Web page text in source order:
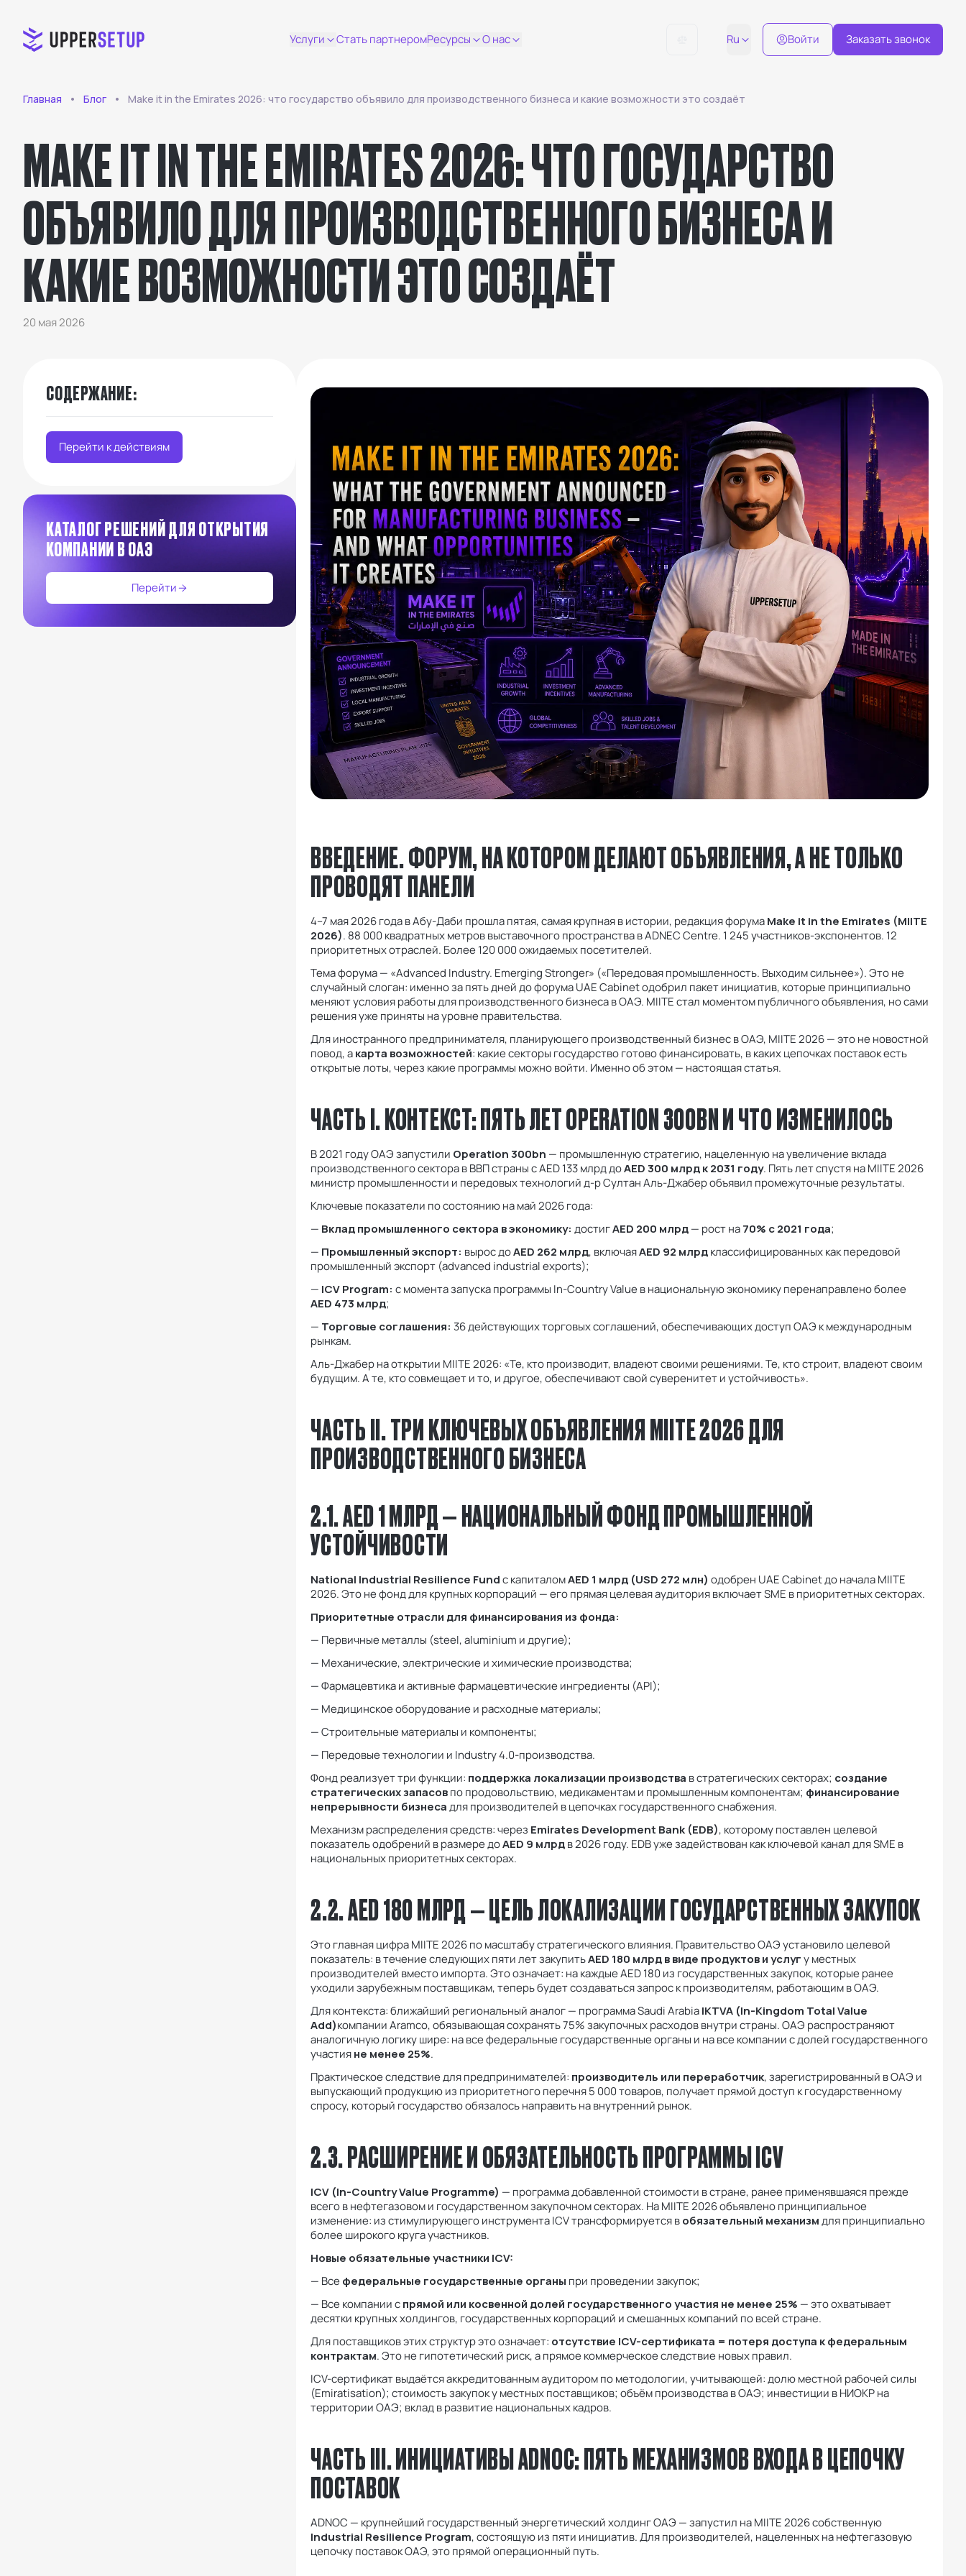
Услуги Стать партнеромРесурсы О нас Ru Войти Заказать звонок
Главная Блог Make it in the Emirates 2026: что государство объявило для производственного бизнеса и какие возможности это создаёт
MAKE IT IN THE EMIRATES 2026: ЧТО ГОСУДАРСТВО
ОБЪЯВИЛО ДЛЯ ПРОИЗВОДСТВЕННОГО БИЗНЕСА И
КАКИЕ ВОЗМОЖНОСТИ ЭТО СОЗДАЁТ
20 мая 2026
СОДЕРЖАНИЕ:
Перейти к действиям
КАТАЛОГ РЕШЕНИЙ ДЛЯ ОТКРЫТИЯ
КОМПАНИИ В ОАЭ
Перейти
ВВЕДЕНИЕ. ФОРУМ, НА КОТОРОМ ДЕЛАЮТ ОБЪЯВЛЕНИЯ, А НЕ ТОЛЬКО
ПРОВОДЯТ ПАНЕЛИ
4–7 мая 2026 года в Абу-Даби прошла пятая, самая крупная в истории, редакция форумаMake it in the Emirates (MIITE
2026). 88 000 квадратных метров выставочного пространства в ADNEC Centre. 1 245 участников-экспонентов. 12
приоритетных отраслей. Более 120 000 ожидаемых посетителей.
Тема форума — «Advanced Industry. Emerging Stronger» («Передовая промышленность. Выходим сильнее»). Это не
случайный слоган: именно за пять дней до форума UAE Cabinet одобрил пакет инициатив, которые принципиально
меняют условия работы для производственного бизнеса в ОАЭ. MIITE стал моментом публичного объявления, но сами
решения уже приняты на уровне правительства.
Для иностранного предпринимателя, планирующего производственный бизнес в ОАЭ, MIITE 2026 — это не новостной
повод, акарта возможностей: какие секторы государство готово финансировать, в каких цепочках поставок есть
открытые лоты, через какие программы можно войти. Именно об этом — настоящая статья.
ЧАСТЬ I. КОНТЕКСТ: ПЯТЬ ЛЕТ OPERATION 300BN И ЧТО ИЗМЕНИЛОСЬ
В 2021 году ОАЭ запустили Operation 300bn — промышленную стратегию, нацеленную на увеличение вклада
производственного сектора в ВВП страны с AED 133 млрд доAED 300 млрд к 2031 году. Пять лет спустя на MIITE 2026
министр промышленности и передовых технологий д-р Султан Аль-Джабер объявил промежуточные результаты.
Ключевые показатели по состоянию на май 2026 года:
— Вклад промышленного сектора в экономику: достигAED 200 млрд— рост на70% с 2021 года;
— Промышленный экспорт: вырос доAED 262 млрд, включаяAED 92 млрдклассифицированных как передовой
промышленный экспорт (advanced industrial exports);
— ICV Program: с момента запуска программы In-Country Value в национальную экономику перенаправлено более
AED 473 млрд;
— Торговые соглашения: 36 действующих торговых соглашений, обеспечивающих доступ ОАЭ к международным
рынкам.
Аль-Джабер на открытии MIITE 2026: «Те, кто производит, владеют своими решениями. Те, кто строит, владеют своим
будущим. А те, кто совмещает и то, и другое, обеспечивают свой суверенитет и устойчивость».
ЧАСТЬ II. ТРИ КЛЮЧЕВЫХ ОБЪЯВЛЕНИЯ MIITE 2026 ДЛЯ
ПРОИЗВОДСТВЕННОГО БИЗНЕСА
2.1. AED 1 МЛРД — НАЦИОНАЛЬНЫЙ ФОНД ПРОМЫШЛЕННОЙ
УСТОЙЧИВОСТИ
National Industrial Resilience Fundс капиталомAED 1 млрд (USD 272 млн) одобрен UAE Cabinet до начала MIITE
2026. Это не фонд для крупных корпораций — его прямая целевая аудитория включает SME в приоритетных секторах.
Приоритетные отрасли для финансирования из фонда:
— Первичные металлы (steel, aluminium и другие);
— Механические, электрические и химические производства;
— Фармацевтика и активные фармацевтические ингредиенты (API);
— Медицинское оборудование и расходные материалы;
— Строительные материалы и компоненты;
— Передовые технологии и Industry 4.0-производства.
Фонд реализует три функции: поддержка локализации производства в стратегических секторах; создание
стратегических запасовпо продовольствию, медикаментам и промышленным компонентам; финансирование
непрерывности бизнесадля производителей в цепочках государственного снабжения.
Механизм распределения средств: через Emirates Development Bank (EDB), которому поставлен целевой
показатель одобрений в размере доAED 9 млрдв 2026 году. EDB уже задействован как ключевой канал для SME в
национальных приоритетных секторах.
2.2. AED 180 МЛРД — ЦЕЛЬ ЛОКАЛИЗАЦИИ ГОСУДАРСТВЕННЫХ ЗАКУПОК
Это главная цифра MIITE 2026 по масштабу стратегического влияния. Правительство ОАЭ установило целевой
показатель: в течение следующих пяти лет закупитьAED 180 млрд в виде продуктов и услугу местных
производителей вместо импорта. Это означает: на каждые AED 180 из государственных закупок, которые ранее
уходили зарубежным поставщикам, теперь будет создаваться запрос к производителям, работающим в ОАЭ.
Для контекста: ближайший региональный аналог — программа Saudi ArabiaIKTVA (In-Kingdom Total Value
Add)компании Aramco, обязывающая сохранять 75% закупочных расходов внутри страны. ОАЭ распространяют
аналогичную логику шире: на все федеральные государственные органы и на все компании с долей государственного
участияне менее 25%.
Практическое следствие для предпринимателей: производитель или переработчик, зарегистрированный в ОАЭ и
выпускающий продукцию из приоритетного перечня 5 000 товаров, получает прямой доступ к государственному
спросу, который государство обязалось направить на внутренний рынок.
2.3. РАСШИРЕНИЕ И ОБЯЗАТЕЛЬНОСТЬ ПРОГРАММЫ ICV
ICV (In-Country Value Programme) — программа добавленной стоимости в стране, ранее применявшаяся прежде
всего в нефтегазовом и государственном закупочном секторах. На MIITE 2026 объявлено принципиальное
изменение: из стимулирующего инструмента ICV трансформируется вобязательный механизмдля принципиально
более широкого круга участников.
Новые обязательные участники ICV:
— Всефедеральные государственные органы при проведении закупок;
— Все компании спрямой или косвенной долей государственного участия не менее 25% — это охватывает
десятки крупных холдингов, государственных корпораций и смешанных компаний по всей стране.
Для поставщиков этих структур это означает: отсутствие ICV-сертификата = потеря доступа к федеральным
контрактам. Это не гипотетический риск, а прямое коммерческое следствие новых правил.
ICV-сертификат выдаётся аккредитованным аудитором по методологии, учитывающей: долю местной рабочей силы
(Emiratisation); стоимость закупок у местных поставщиков; объём производства в ОАЭ; инвестиции в НИОКР на
территории ОАЭ; вклад в развитие национальных кадров.
ЧАСТЬ III. ИНИЦИАТИВЫ ADNOC: ПЯТЬ МЕХАНИЗМОВ ВХОДА В ЦЕПОЧКУ
ПОСТАВОК
ADNOC — крупнейший государственный энергетический холдинг ОАЭ — запустил на MIITE 2026 собственную
Industrial Resilience Program, состоящую из пяти инициатив. Для производителей, нацеленных на нефтегазовую
цепочку поставок ОАЭ, это прямой операционный путь.